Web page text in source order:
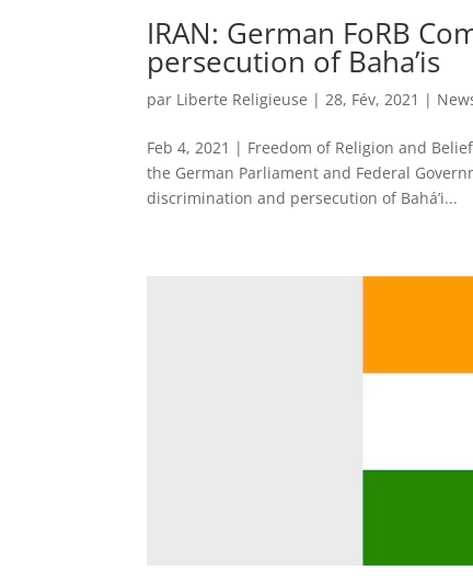
IRAN: German FoRB
persecution of Baha’is
par Liberte Religieuse | 28, Fév, 2021 |
Feb 4, 2021 | Freedom of Religion and
the German Parliament and Federal
discrimination and persecution of Bahá’i...